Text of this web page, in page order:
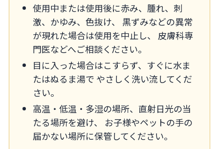
使用中または使用後に赤み、腫れ、刺
激、かゆみ、色抜け、 黒ずみなどの異常
が現れた場合は使用を中止し、 皮膚科専
門医などへご相談ください。
目に入った場合はこすらず、すぐに水ま
たはぬるま湯で やさしく洗い流してくだ
さい。
高温・低温・多湿の場所、直射日光の当
たる場所を避け、 お子様やペットの手の
届かない場所に保管してください。